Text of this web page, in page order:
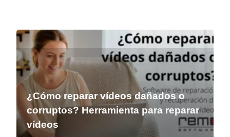
¿Cómo reparar vídeos dañados o
corruptos? Herramienta para reparar
vídeos